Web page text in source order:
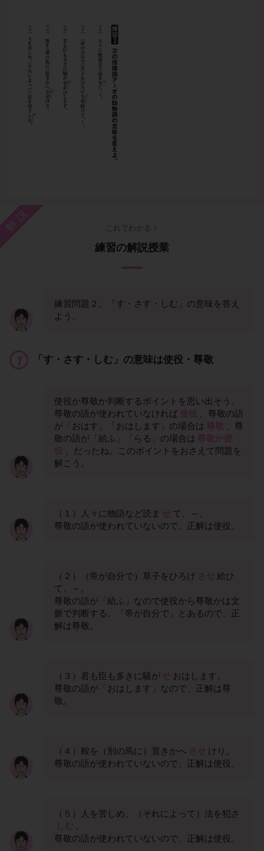
解説 これでわかる！
練習の解説授業
練習問題２。「す・さす・しむ」の意味を答え
よう。
「す・さす・しむ」の意味は使役・尊敬
使役か尊敬か判断するポイントを思い出そう。
尊敬の語が使われていなければ
、尊敬の語
が「おはす」「おはします」の場合は
、尊
敬の語が「給ふ」「らる」の場合は
、だったね。このポイントをおさえて問題を
解こう。
（１）人々に物語など読ま
て、～。
尊敬の語が使われていないので、正解は使役。
（２）（帝が自分で）草子をひろげ
給ひ
て、～。
尊敬の語が「給ふ」なので使役から尊敬かは文
脈で判断する。「帝が自分で」とあるので、正
解は尊敬。
（３）君も臣も多きに騒が
おはします。
尊敬の語が「おはします」なので、正解は尊
敬。
（４）鞍を（別の馬に）置きかへ
けり。
尊敬の語が使われていないので、正解は使役。
（５）人を苦しめ、（それによって）法を犯さ
尊敬の語が使われていないので、正解は使役。